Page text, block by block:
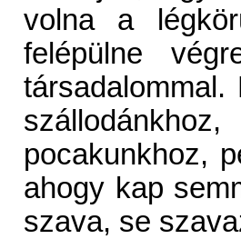
volna a
felépülne
pocakunkhoz,
ahogy kap
szava, se